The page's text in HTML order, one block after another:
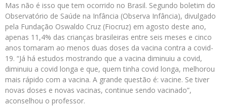
Mas não é isso que tem ocorrido no Brasil. Segundo boletim do
Observatório de Saúde na Infância (Observa Infância), divulgado
pela Fundação Oswaldo Cruz (Fiocruz) em agosto deste ano,
apenas 11,4% das crianças brasileiras entre seis meses e cinco
anos tomaram ao menos duas doses da vacina contra a covid-
19. “Já há estudos mostrando que a vacina diminuiu a covid,
diminuiu a covid longa e que, quem tinha covid longa, melhorou
mais rápido com a vacina. A grande questão é: vacine. Se tiver
novas doses e novas vacinas, continue sendo vacinado”,
aconselhou o professor.